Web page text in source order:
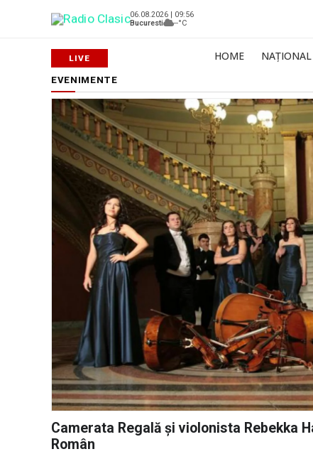
06.08.2026 | 09:56
Bucuresti
--°C
HOME NAȚIONAL
EVENIMENTE
Camerata Regală şi violonista Rebekka
Român